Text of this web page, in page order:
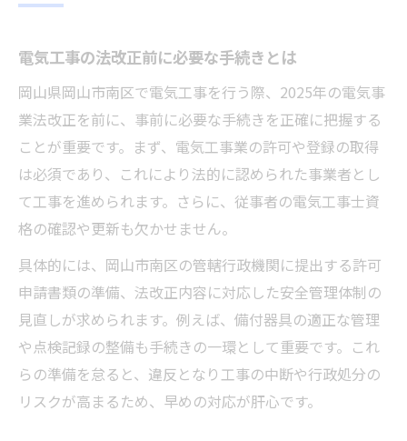
電気工事の法改正前に必要な手続きとは
岡山県岡山市南区で電気工事を行う際、2025年の電気事
業法改正を前に、事前に必要な手続きを正確に把握する
ことが重要です。まず、電気工事業の許可や登録の取得
は必須であり、これにより法的に認められた事業者とし
て工事を進められます。さらに、従事者の電気工事士資
格の確認や更新も欠かせません。
具体的には、岡山市南区の管轄行政機関に提出する許可
申請書類の準備、法改正内容に対応した安全管理体制の
見直しが求められます。例えば、備付器具の適正な管理
や点検記録の整備も手続きの一環として重要です。これ
らの準備を怠ると、違反となり工事の中断や行政処分の
リスクが高まるため、早めの対応が肝心です。